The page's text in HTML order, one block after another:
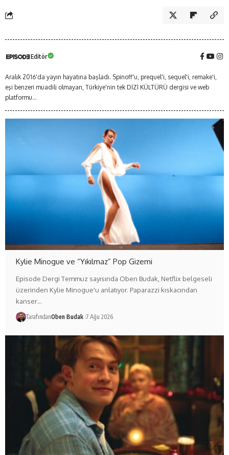
Editör
Aralık 2016'da yayın hayatına başladı. Spinoff'u, prequel'i, sequel'i, remake'i,
eşi benzeri muadili olmayan, Türkiye'nin tek DİZİ KÜLTÜRÜ dergisi ve web
platformu...
Kylie Minogue ve “Yıkılmaz” Pop Gizemi
Episode Dergi Temmuz sayısında Oben Budak, Netflix belgeseli
üzerinden Kylie Minogue'u anlatıyor. Paparazzi kıskacından
kanser…
TarafındanOben Budak 7 Ağu 2026